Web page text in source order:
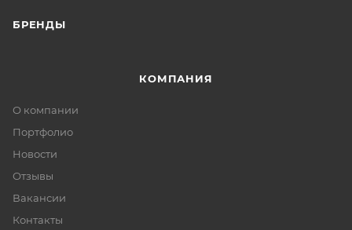
БРЕНДЫ
КОМПАНИЯ
О компании
Портфолио
Новости
Отзывы
Вакансии
Контакты